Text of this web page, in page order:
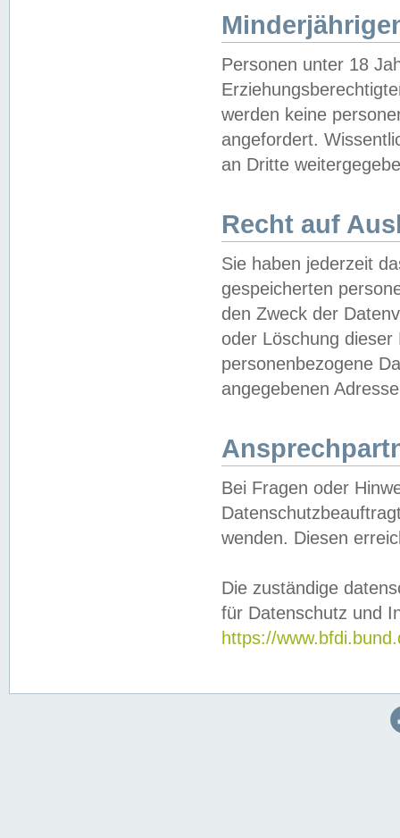
Personen unter 18
werden keine
angefordert.
an Dritte
Recht auf
Sie haben jederzeit
gespeicherten
den Zweck der
oder Löschung
personenbezogene
angegebenen
Bei Fragen oder
wenden. Diesen
Die zuständige
für Datenschutz und
https://